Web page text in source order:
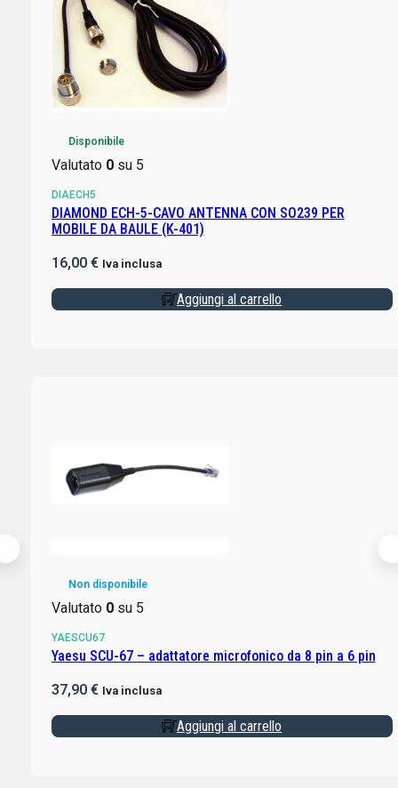
Disponibile
Valutato 0su 5
DIAECH5
DIAMOND ECH-5-CAVO ANTENNA CON SO239 PER
MOBILE DA BAULE (K-401)
16,00 € Iva inclusa
Aggiungi al carrello
Non disponibile
Valutato 0su 5
YAESCU67
Yaesu SCU-67 – adattatore microfonico da 8 pin a 6 pin
37,90 € Iva inclusa
Aggiungi al carrello